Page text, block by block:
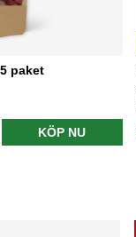
paket
KÖP NU